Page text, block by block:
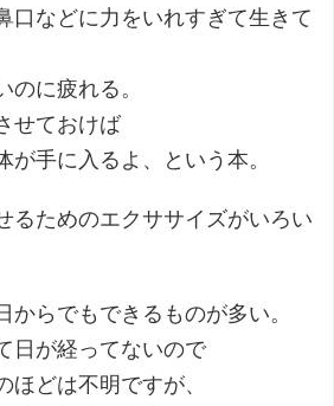
口などに力をいれすぎて生きて
のに疲れる。
せておけば
が手に入るよ、という本。
るためのエクササイズがいろい
からでもできるものが多い。
日が経ってないので
ほどは不明ですが、